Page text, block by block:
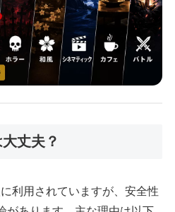
丈夫？
利用されていますが、安全性